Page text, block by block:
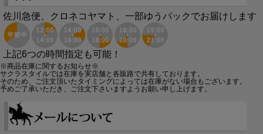
佐川急便、クロネコヤマト、一部ゆうパックでお届けします
上記6つの時間指定も可能！
※商品在庫に関するお知らせ※
サクラスタイルでは在庫を実店舗と各販路で共有しております。
そのため、ご注文頂いたタイミングによっては在庫がない場合もございます。
予めご了承いただき、ご注文下さいますようお願い申し上げます。